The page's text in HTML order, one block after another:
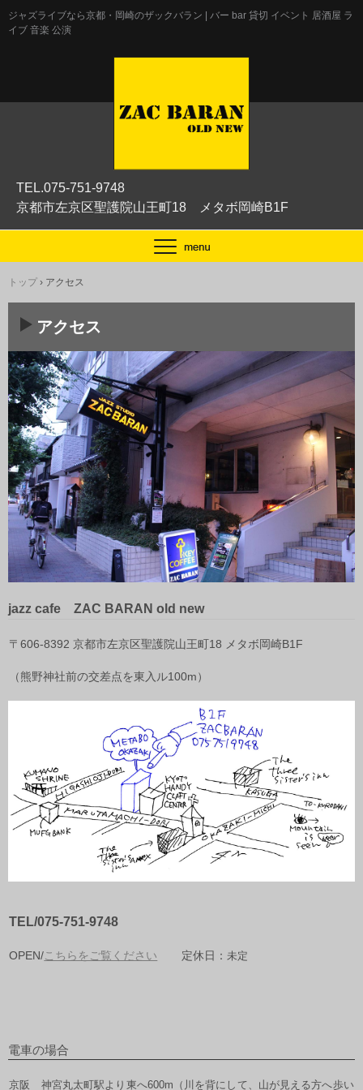
ジャズライブなら京都・岡崎のザックバラン | バー bar 貸切 イベント 居酒屋 ラ
イブ 音楽 公演
TEL.075-751-9748
京都市左京区聖護院山王町18 メタボ岡崎B1F
トップ › アクセス
アクセス
jazz cafe ZAC BARAN old new
〒606-8392 京都市左京区聖護院山王町18 メタボ岡崎B1F
（熊野神社前の交差点を東入ル100m）
TEL/075-751-9748
OPEN/こちらをご覧ください 定休日： 未定
電車の場合
京阪 神宮丸太町駅より東へ600m（川を背にして、山が見える方へ歩い